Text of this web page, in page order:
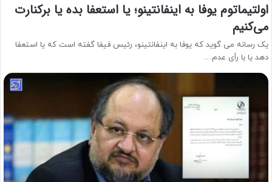
اولتیماتوم یوفا به اینفانتینو؛ یا استعفا بده یا برکنارت
می‌کنیم
یک رسانه می گوید که یوفا به اینفانتینو، رئیس فیفا گفته است که یا استعفا
دهد یا با رأی عدم…